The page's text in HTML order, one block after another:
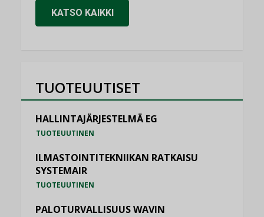
KATSO KAIKKI
TUOTEUUTISET
HALLINTAJÄRJESTELMÄ EG
TUOTEUUTINEN
ILMASTOINTITEKNIIKAN RATKAISU
SYSTEMAIR
TUOTEUUTINEN
PALOTURVALLISUUS WAVIN